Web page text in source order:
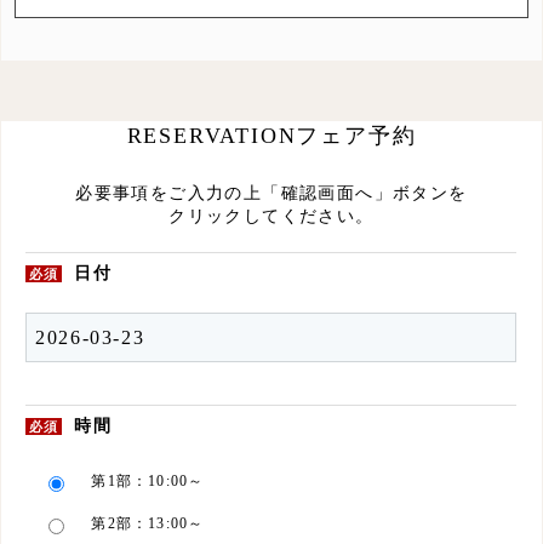
RESERVATIONフェア予約
必要事項をご入力の上「確認画面へ」ボタンを
クリックしてください。
必須 日付
必須 時間
第1部：10:00～
第2部：13:00～